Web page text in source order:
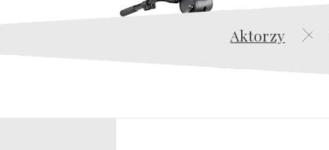
Aktorzy